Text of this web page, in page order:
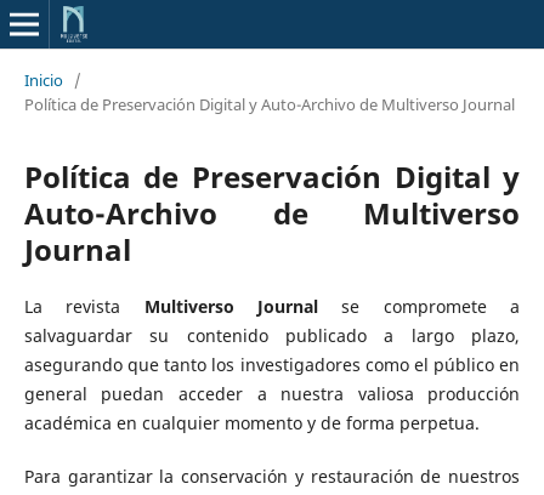
Inicio /
Política de Preservación Digital y Auto-Archivo de Multiverso Journal
Política de Preservación Digital y
Auto-Archivo de Multiverso
Journal
La revista Multiverso Journal se compromete a
salvaguardar su contenido publicado a largo plazo,
asegurando que tanto los investigadores como el público en
general puedan acceder a nuestra valiosa producción
académica en cualquier momento y de forma perpetua.
Para garantizar la conservación y restauración de nuestros